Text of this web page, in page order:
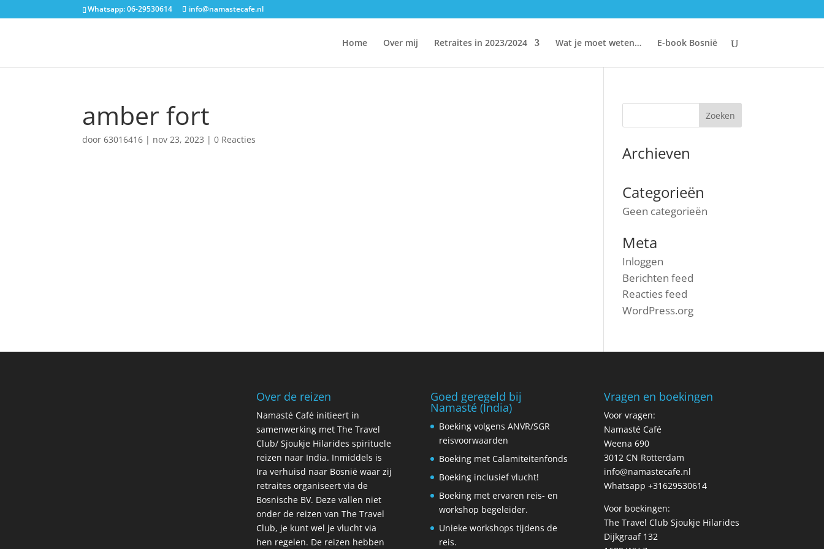
Whatsapp: 06-29530614 info@namastecafe.nl
Home Over mij Retraites in 2023/2024 Wat je moet weten… E-book Bosnië
amber fort
door63016416 | nov 23, 2023 |0 Reacties
Archieven
Categorieën
Geen categorieën
Meta
Inloggen
Berichten feed
Reacties feed
WordPress.org
Over de reizen
Namasté Café initieert in
samenwerking met The Travel
Club/ Sjoukje Hilarides spirituele
reizen naar India. Inmiddels is
Ira verhuisd naar Bosnië waar zij
retraites organiseert via de
Bosnische BV. Deze vallen niet
onder de reizen van The Travel
Club, je kunt wel je vlucht via
hen regelen. De reizen hebben
Goed geregeld bij
Namasté (India)
Boeking volgens ANVR/SGR
reisvoorwaarden
Boeking met Calamiteitenfonds
Boeking inclusief vlucht!
Boeking met ervaren reis- en
workshop begeleider.
Unieke workshops tijdens de
reis.
Vragen en boekingen
Voor vragen:
Namasté Café
Weena 690
3012 CN Rotterdam
info@namastecafe.nl
Whatsapp +31629530614
Voor boekingen:
The Travel Club Sjoukje Hilarides
Dijkgraaf 132